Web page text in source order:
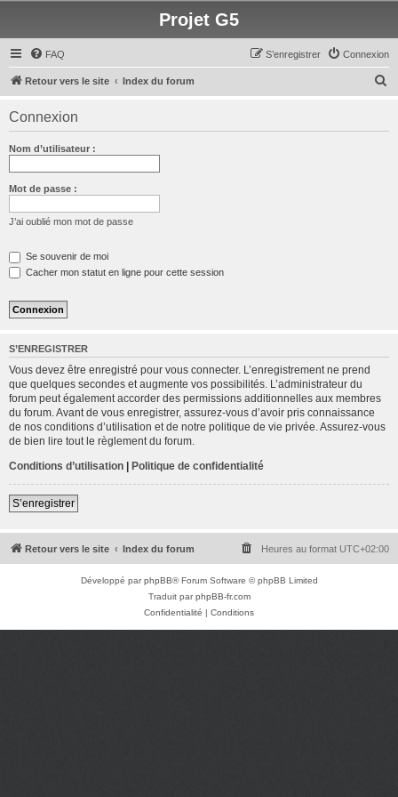
Projet G5
FAQ Connexion
S’enregistrer
Retour vers le site Index du forum
Connexion
Nom d’utilisateur :
Mot de passe :
J’ai oublié mon mot de passe
Se souvenir de moi
Cacher mon statut en ligne pour cette session
S’ENREGISTRER
Vous devez être enregistré pour vous connecter. L’enregistrement ne prend
que quelques secondes et augmente vos possibilités. L’administrateur du
forum peut également accorder des permissions additionnelles aux membres
du forum. Avant de vous enregistrer, assurez-vous d’avoir pris connaissance
de nos conditions d’utilisation et de notre politique de vie privée. Assurez-vous
de bien lire tout le règlement du forum.
Conditions d’utilisation | Politique de confidentialité
S’enregistrer
Retour vers le site Index du forum Heures au format UTC+02:00
Développé parphpBB® Forum Software © phpBB Limited
Traduit parphpBB-fr.com
Confidentialité | Conditions